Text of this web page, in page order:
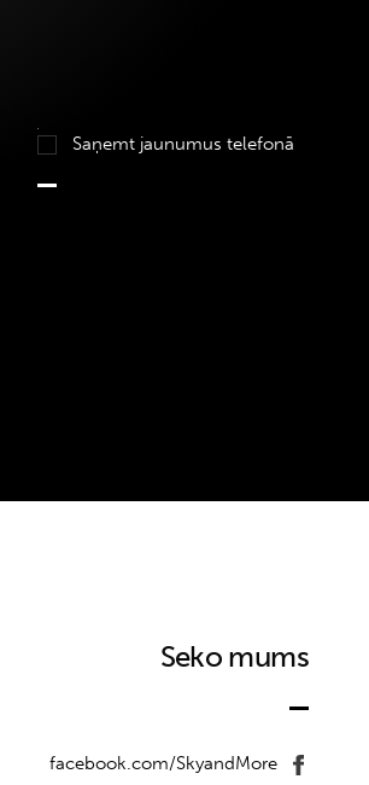
Saņemt jaunumus telefonā
Seko mums
facebook.com/SkyandMore